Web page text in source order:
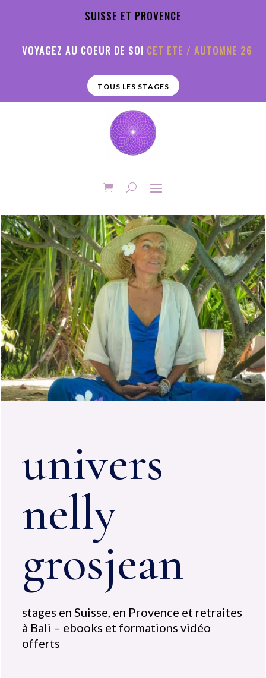
SUISSE ET PROVENCE
VOYAGEZ AU COEUR DE SOI CET ETE / AUTOMNE 26
TOUS LES STAGES
univers
nelly
grosjean
stages en Suisse, en Provence et retraites
à Bali – ebooks et formations vidéo
offerts